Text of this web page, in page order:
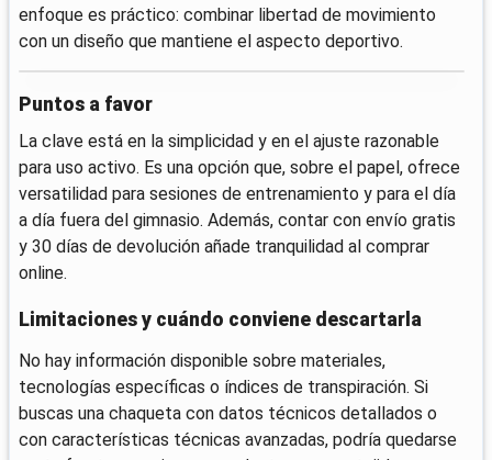
enfoque es práctico: combinar libertad de movimiento
con un diseño que mantiene el aspecto deportivo.
Puntos a favor
La clave está en la simplicidad y en el ajuste razonable
para uso activo. Es una opción que, sobre el papel, ofrece
versatilidad para sesiones de entrenamiento y para el día
a día fuera del gimnasio. Además, contar con envío gratis
y 30 días de devolución añade tranquilidad al comprar
online.
Limitaciones y cuándo conviene descartarla
No hay información disponible sobre materiales,
tecnologías específicas o índices de transpiración. Si
buscas una chaqueta con datos técnicos detallados o
con características técnicas avanzadas, podría quedarse